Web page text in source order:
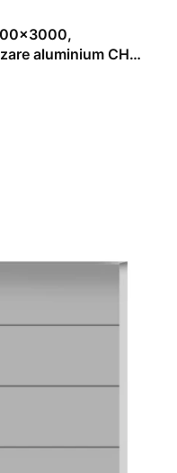
aluminium CH
N